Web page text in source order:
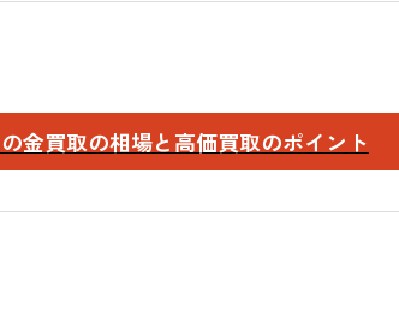
金買取の相場と高価買取のポイント